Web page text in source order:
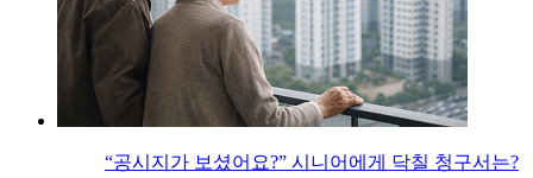
“공시지가 보셨어요?” 시니어에게 닥칠 청구서는?